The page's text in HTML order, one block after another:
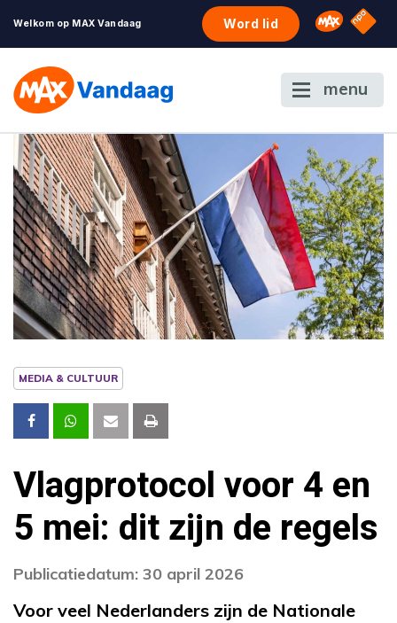
Welkom op MAX Vandaag Word lid Omroep
NPO
menu
MEDIA & CULTUUR
Vlagprotocol voor 4 en
5 mei: dit zijn de regels
Publicatiedatum: 30 april 2026
Voor veel Nederlanders zijn de Nationale